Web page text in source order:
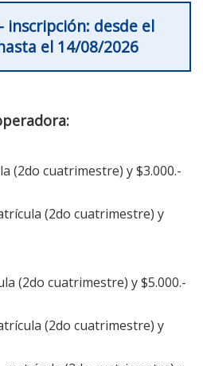
inscripción: desde el
el 14/08/2026
(2do cuatrimestre) y $3.000.-
(2do cuatrimestre) y
(2do cuatrimestre) y $5.000.-
(2do cuatrimestre) y